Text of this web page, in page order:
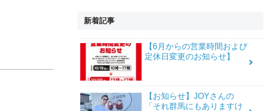
新着記事
【6月からの営業時間および
定休日変更のお知らせ】
【お知らせ】JOYさんの
「それ群馬にもありますけ